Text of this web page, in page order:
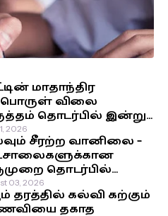
முக்கிய
மாதாந்திர
விலை
தொடர்பில் இன்று
அறிவிப்பு!
2026
சீரற்ற வானிலை –
தொடர்பில்
தகவல்!
03, 2026
தரத்தில் கல்வி கற்கும்
தகாத